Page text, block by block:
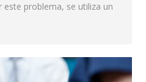
este problema, se utiliza un